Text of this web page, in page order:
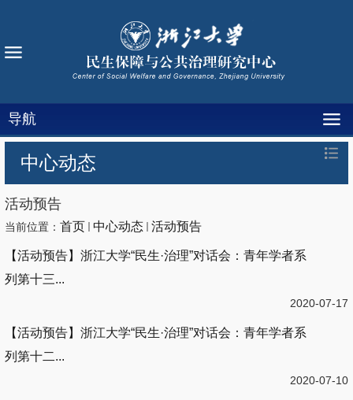
导航
中心动态
活动预告
当前位置： 首页 中心动态 活动预告
【活动预告】浙江大学“民生·治理”对话会：青年学者系
列第十三...
2020-07-17
【活动预告】浙江大学“民生·治理”对话会：青年学者系
列第十二...
2020-07-10